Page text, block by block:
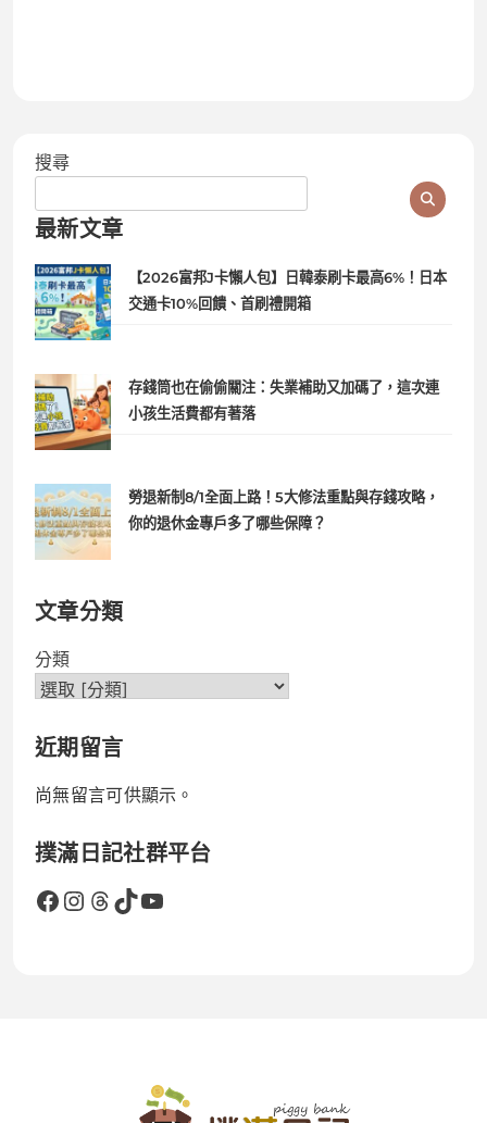
搜尋
最新文章
【2026富邦J卡懶人包】日韓泰刷卡最高6%！日本
交通卡10%回饋、首刷禮開箱
存錢筒也在偷偷關注：失業補助又加碼了，這次連
小孩生活費都有著落
勞退新制8/1全面上路！5大修法重點與存錢攻略，
你的退休金專戶多了哪些保障？
文章分類
分類
近期留言
尚無留言可供顯示。
撲滿日記社群平台
Facebook
Instagram
Threads
TikTok
YouTube